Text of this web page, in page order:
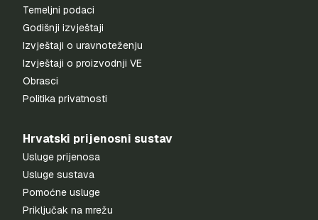
Temeljni podaci
Godišnji izvještaji
Izvještaji o uravnoteženju
Izvještaji o proizvodnji VE
Obrasci
Politika privatnosti
Hrvatski prijenosni sustav
Usluge prijenosa
Usluge sustava
Pomoćne usluge
Priključak na mrežu